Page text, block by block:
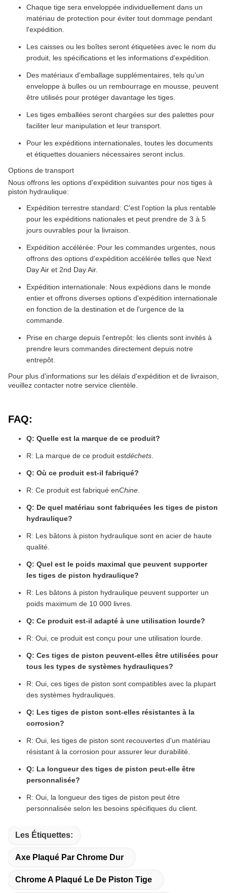
Chaque tige sera enveloppée individuellement dans un
matériau de protection pour éviter tout dommage pendant
l'expédition.
Les caisses ou les boîtes seront étiquetées avec le nom du
produit, les spécifications et les informations d'expédition.
Des matériaux d'emballage supplémentaires, tels qu'un
enveloppe à bulles ou un rembourrage en mousse, peuvent
être utilisés pour protéger davantage les tiges.
Les tiges emballées seront chargées sur des palettes pour
faciliter leur manipulation et leur transport.
Pour les expéditions internationales, toutes les documents
et étiquettes douaniers nécessaires seront inclus.
Options de transport
Nous offrons les options d'expédition suivantes pour nos tiges à
piston hydraulique:
Expédition terrestre standard: C'est l'option la plus rentable
pour les expéditions nationales et peut prendre de 3 à 5
jours ouvrables pour la livraison.
Expédition accélérée: Pour les commandes urgentes, nous
offrons des options d'expédition accélérée telles que Next
Day Air et 2nd Day Air.
Expédition internationale: Nous expédions dans le monde
entier et offrons diverses options d'expédition internationale
en fonction de la destination et de l'urgence de la
commande.
Prise en charge depuis l'entrepôt: les clients sont invités à
prendre leurs commandes directement depuis notre
entrepôt.
Pour plus d'informations sur les délais d'expédition et de livraison,
veuillez contacter notre service clientèle.
FAQ:
Q: Quelle est la marque de ce produit?
R: La marque de ce produit estdéchets
Q: Où ce produit est-il fabriqué?
R: Ce produit est fabriqué enChine
Q: De quel matériau sont fabriquées les tiges de piston
hydraulique?
R: Les bâtons à piston hydraulique sont en acier de haute
qualité.
Q: Quel est le poids maximal que peuvent supporter
les tiges de piston hydraulique?
R: Les bâtons à piston hydraulique peuvent supporter un
poids maximum de 10 000 livres.
Q: Ce produit est-il adapté à une utilisation lourde?
R: Oui, ce produit est conçu pour une utilisation lourde.
Q: Ces tiges de piston peuvent-elles être utilisées pour
tous les types de systèmes hydrauliques?
R: Oui, ces tiges de piston sont compatibles avec la plupart
des systèmes hydrauliques.
Q: Les tiges de piston sont-elles résistantes à la
corrosion?
R: Oui, les tiges de piston sont recouvertes d'un matériau
résistant à la corrosion pour assurer leur durabilité.
Q: La longueur des tiges de piston peut-elle être
personnalisée?
R: Oui, la longueur des tiges de piston peut être
personnalisée selon les besoins spécifiques du client.
Les Étiquettes:
Axe Plaqué Par Chrome Dur
Chrome A Plaqué Le De Piston Tige